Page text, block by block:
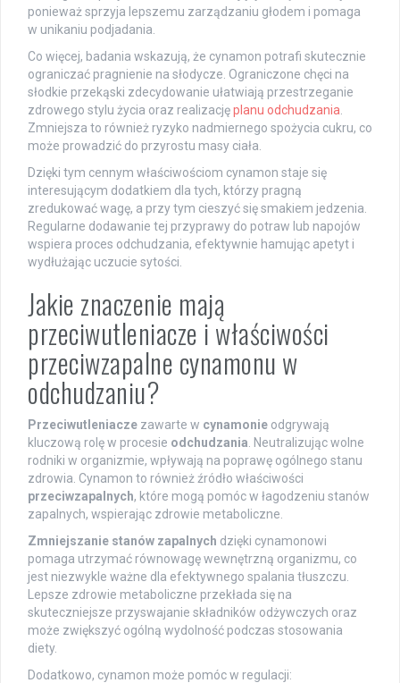
ponieważ sprzyja lepszemu zarządzaniu głodem i pomaga
w unikaniu podjadania.
Co więcej, badania wskazują, że cynamon potrafi skutecznie
ograniczać pragnienie na słodycze. Ograniczone chęci na
słodkie przekąski zdecydowanie ułatwiają przestrzeganie
zdrowego stylu życia oraz realizacjęplanu odchudzania
Zmniejsza to również ryzyko nadmiernego spożycia cukru, co
może prowadzić do przyrostu masy ciała.
Dzięki tym cennym właściwościom cynamon staje się
interesującym dodatkiem dla tych, którzy pragną
zredukować wagę, a przy tym cieszyć się smakiem jedzenia.
Regularne dodawanie tej przyprawy do potraw lub napojów
wspiera proces odchudzania, efektywnie hamując apetyt i
wydłużając uczucie sytości.
Jakie znaczenie mają
przeciwutleniacze i właściwości
przeciwzapalne cynamonu w
odchudzaniu?
Przeciwutleniacze zawarte w cynamonie odgrywają
kluczową rolę w procesie odchudzania . Neutralizując wolne
rodniki w organizmie, wpływają na poprawę ogólnego stanu
zdrowia. Cynamon to również źródło właściwości
przeciwzapalnych, które mogą pomóc w łagodzeniu stanów
zapalnych, wspierając zdrowie metaboliczne.
Zmniejszanie stanów zapalnych dzięki cynamonowi
pomaga utrzymać równowagę wewnętrzną organizmu, co
jest niezwykle ważne dla efektywnego spalania tłuszczu.
Lepsze zdrowie metaboliczne przekłada się na
skuteczniejsze przyswajanie składników odżywczych oraz
może zwiększyć ogólną wydolność podczas stosowania
diety.
Dodatkowo, cynamon może pomóc w regulacji: